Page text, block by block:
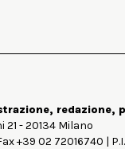
redazione,
- 20134 Milano
+39 02 72016740 |